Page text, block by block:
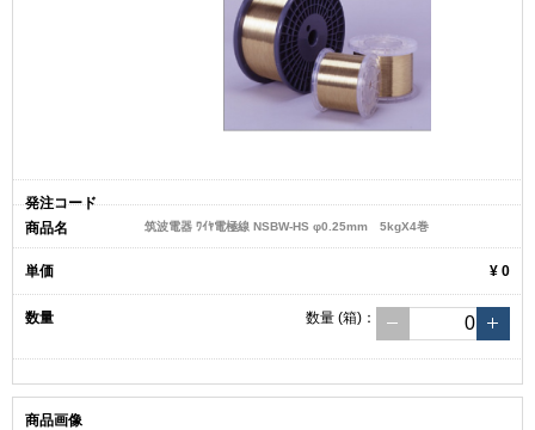
筑波電器 ﾜｲﾔ電極線 NSBW-HS φ0.25mm 5kgX4巻
¥ 0
数量 (箱) ：